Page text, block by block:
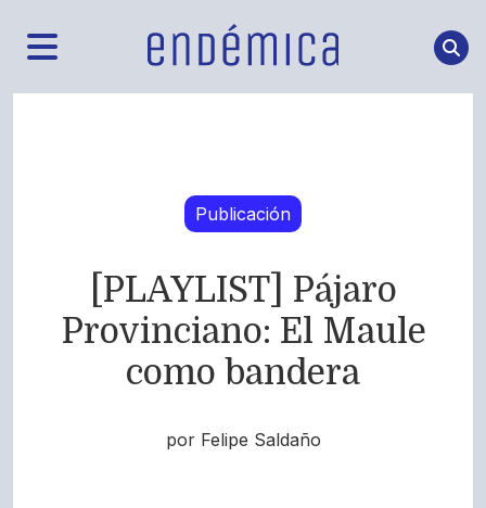
Publicación
[PLAYLIST] Pájaro
Provinciano: El Maule
como bandera
por Felipe Saldaño